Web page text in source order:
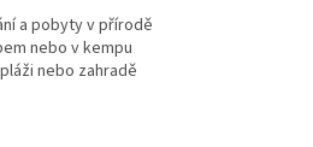
a pobyty v přírodě
nebo v kempu
nebo zahradě